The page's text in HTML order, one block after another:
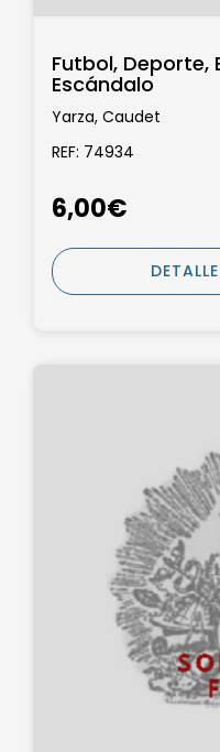
Futbol, Deporte,
Escándalo
Yarza, Caudet
REF: 74934
6,00€